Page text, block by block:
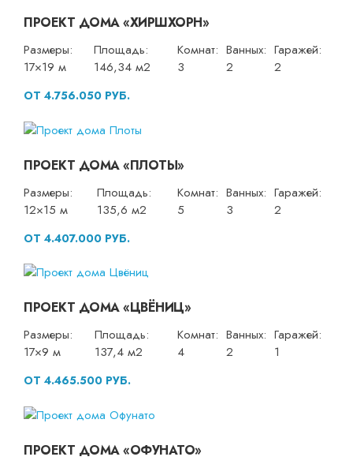
ПРОЕКТ ДОМА «ХИРШХОРН»
Размеры:
17×19 м
Площадь:
146,34 м2
Комнат:
3
Ванных:
2
Гаражей:
2
ОТ 4.756.050 РУБ.
ПРОЕКТ ДОМА «ПЛОТЫ»
Размеры:
12×15 м
Площадь:
135,6 м2
Комнат:
5
Ванных:
3
Гаражей:
2
ОТ 4.407.000 РУБ.
ПРОЕКТ ДОМА «ЦВЁНИЦ»
Размеры:
17×9 м
Площадь:
137,4 м2
Комнат:
4
Ванных:
2
Гаражей:
1
ОТ 4.465.500 РУБ.
ПРОЕКТ ДОМА «ОФУНАТО»